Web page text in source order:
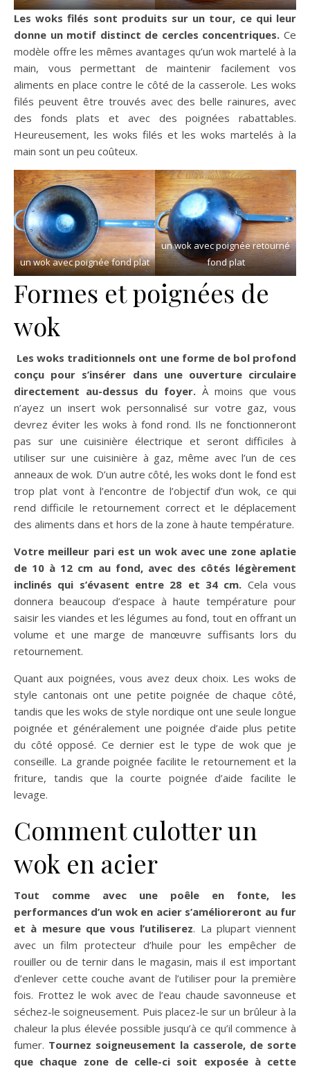
Les woks filés sont produits sur un tour, ce qui leur
donne un motif distinct de cercles concentriques. Ce
modèle offre les mêmes avantages qu’un wok martelé à la
main, vous permettant de maintenir facilement vos
aliments en place contre le côté de la casserole. Les woks
filés peuvent être trouvés avec des belle rainures, avec
des fonds plats et avec des poignées rabattables.
Heureusement, les woks filés et les woks martelés à la
main sont un peu coûteux.
un wok avec poignée fond plat
un wok avec poignée retourné
fond plat
Formes et poignées de
wok
Les woks traditionnels ont une forme de bol profond
conçu pour s’insérer dans une ouverture circulaire
directement au-dessus du foyer. À moins que vous
n’ayez un insert wok personnalisé sur votre gaz, vous
devrez éviter les woks à fond rond. Ils ne fonctionneront
pas sur une cuisinière électrique et seront difficiles à
utiliser sur une cuisinière à gaz, même avec l’un de ces
anneaux de wok. D’un autre côté, les woks dont le fond est
trop plat vont à l’encontre de l’objectif d’un wok, ce qui
rend difficile le retournement correct et le déplacement
des aliments dans et hors de la zone à haute température.
Votre meilleur pari est un wok avec une zone aplatie
de 10 à 12 cm au fond, avec des côtés légèrement
inclinés qui s’évasent entre 28 et 34 cm. Cela vous
donnera beaucoup d’espace à haute température pour
saisir les viandes et les légumes au fond, tout en offrant un
volume et une marge de manœuvre suffisants lors du
retournement.
Quant aux poignées, vous avez deux choix. Les woks de
style cantonais ont une petite poignée de chaque côté,
tandis que les woks de style nordique ont une seule longue
poignée et généralement une poignée d’aide plus petite
du côté opposé. Ce dernier est le type de wok que je
conseille. La grande poignée facilite le retournement et la
friture, tandis que la courte poignée d’aide facilite le
levage.
Comment culotter un
wok en acier
Tout comme avec une poêle en fonte, les
performances d’un wok en acier s’amélioreront au fur
et à mesure que vous l’utiliserez. La plupart viennent
avec un film protecteur d’huile pour les empêcher de
rouiller ou de ternir dans le magasin, mais il est important
d’enlever cette couche avant de l’utiliser pour la première
fois. Frottez le wok avec de l’eau chaude savonneuse et
séchez-le soigneusement. Puis placez-le sur un brûleur à la
chaleur la plus élevée possible jusqu’à ce qu’il commence à
fumer. Tournez soigneusement la casserole, de sorte
que chaque zone de celle-ci soit exposée à cette